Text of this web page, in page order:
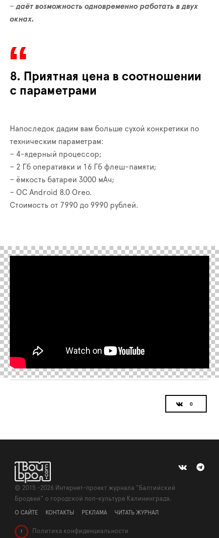
–даёт возможность одновременно работать в двух
окнах.
8. Приятная цена в соотношении
с параметрами
Напоследок дадим вам больше сухой конкретики по
техническим параметрам:
– 4-ядерный процессор;
– 2 Гб оперативки и 16 Гб флеш-памяти;
– ёмкость батареи 3000 мАч;
– ОС Android 8.0 Oreo.
Стоимость от 7990 до 9990 рублей.
© 2015 -2026 Интернет-проект журнала "Балтийский
Бродвей" о городской поп-культуре Калининграда.
О САЙТЕ КОНТАКТЫ РЕКЛАМА ЧИТАТЬ ЖУРНАЛ
! Политика конфиденциальности